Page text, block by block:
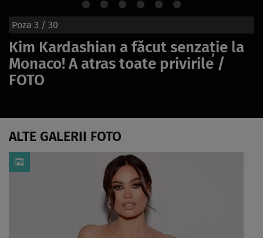
Poza 3 / 30
Kim Kardashian a făcut senzație la
Monaco! A atras toate privirile /
FOTO
ALTE GALERII FOTO